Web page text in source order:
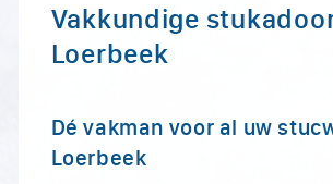
Vakkundige
Loerbeek
Dé vakman voor al uw
Loerbeek